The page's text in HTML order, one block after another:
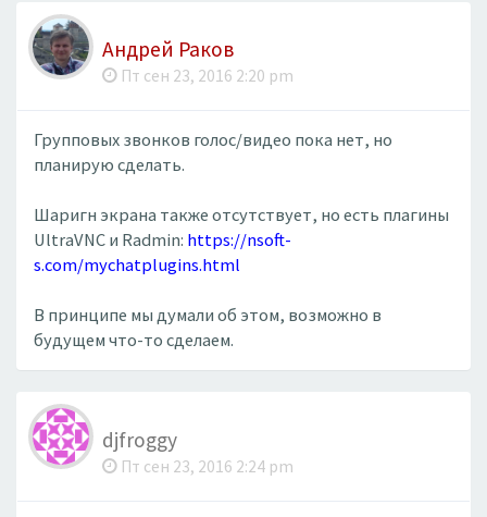
Андрей Раков
Пт сен 23, 2016 2:20 pm
Групповых звонков голос/видео пока нет, но
планирую сделать.
Шаригн экрана также отсутствует, но есть плагины
UltraVNC и Radmin: https://nsoft-
s.com/mychatplugins.html
В принципе мы думали об этом, возможно в
будущем что-то сделаем.
djfroggy
Пт сен 23, 2016 2:24 pm